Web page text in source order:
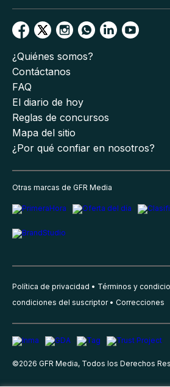
¿Quiénes somos?
Contáctanos
FAQ
El diario de hoy
Reglas de concursos
Mapa del sitio
¿Por qué confiar en nosotros?
Otras marcas de GFR Media
Política de privacidad Términos y
condiciones del suscriptor
Correcciones
©2026 GFR Media, Todos los Derechos